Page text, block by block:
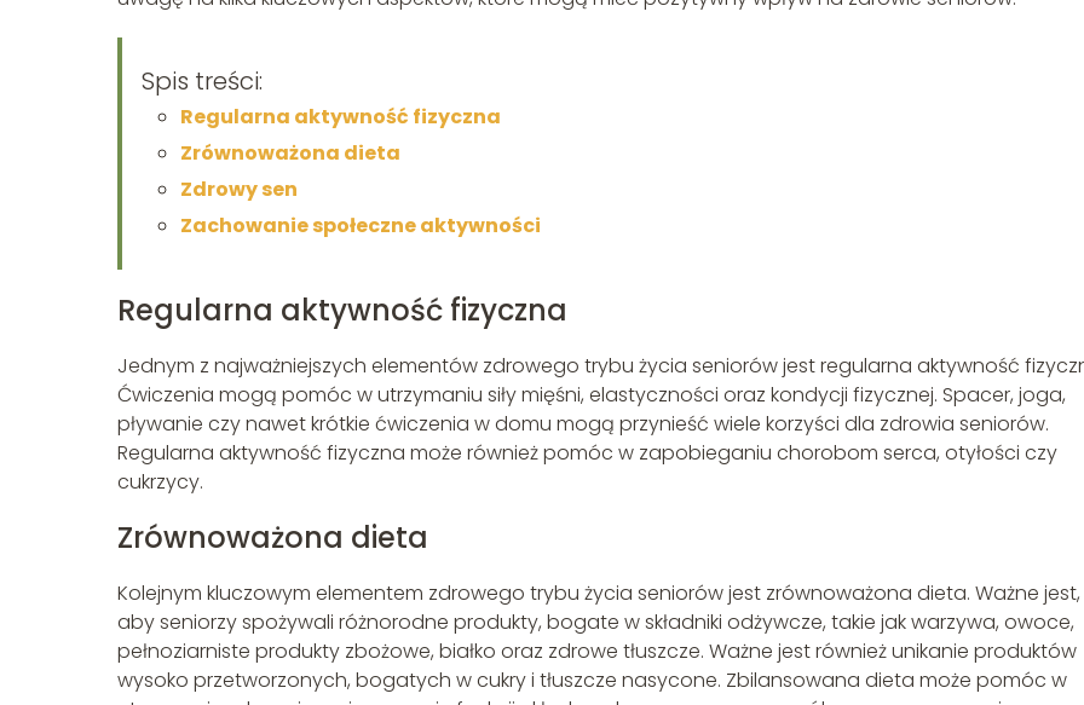
Spis treści:
Regularna aktywność fizyczna
Zrównoważona dieta
Zdrowy sen
Zachowanie społeczne aktywności
Regularna aktywność fizyczna
Jednym z najważniejszych elementów zdrowego trybu życia seniorów jest regularna aktywność
Ćwiczenia mogą pomóc w utrzymaniu siły mięśni, elastyczności oraz kondycji fizycznej. Spacer, joga,
pływanie czy nawet krótkie ćwiczenia w domu mogą przynieść wiele korzyści dla zdrowia seniorów.
Regularna aktywność fizyczna może również pomóc w zapobieganiu chorobom serca, otyłości czy
cukrzycy.
Zrównoważona dieta
Kolejnym kluczowym elementem zdrowego trybu życia seniorów jest zrównoważona dieta. Ważne jest,
aby seniorzy spożywali różnorodne produkty, bogate w składniki odżywcze, takie jak warzywa, owoce,
pełnoziarniste produkty zbożowe, białko oraz zdrowe tłuszcze. Ważne jest również unikanie produktów
wysoko przetworzonych, bogatych w cukry i tłuszcze nasycone. Zbilansowana dieta może pomóc w